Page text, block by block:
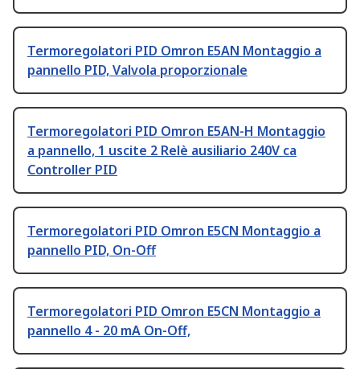
Termoregolatori PID Omron E5AN Montaggio a
pannello PID, Valvola proporzionale
Termoregolatori PID Omron E5AN-H Montaggio
a pannello, 1 uscite 2 Relè ausiliario 240V ca
Controller PID
Termoregolatori PID Omron E5CN Montaggio a
pannello PID, On-Off
Termoregolatori PID Omron E5CN Montaggio a
pannello 4 - 20 mA On-Off,